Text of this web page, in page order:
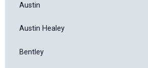
Austin
Austin Healey
Bentley